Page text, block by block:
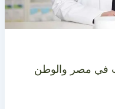
في مصر والوطن